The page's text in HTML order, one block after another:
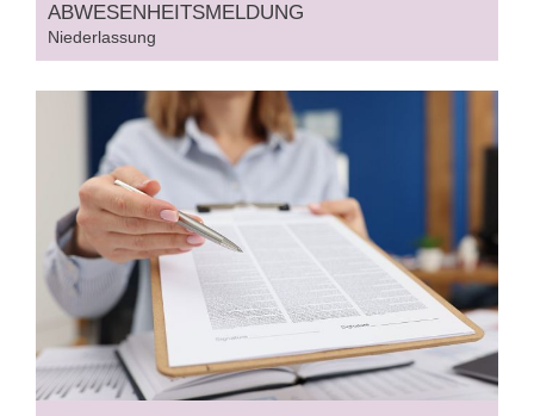
ABWESENHEITSMELDUNG
Niederlassung